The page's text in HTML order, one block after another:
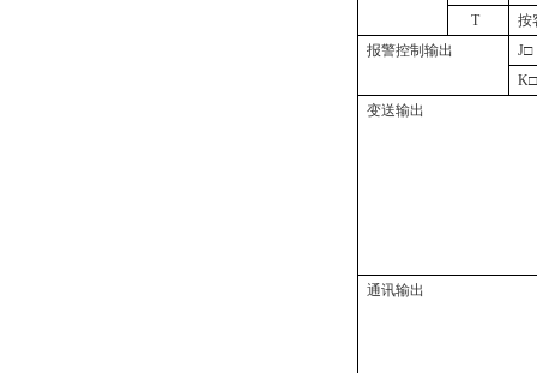
T
按
报警控制输出
J□
K□
变送输出
通讯输出